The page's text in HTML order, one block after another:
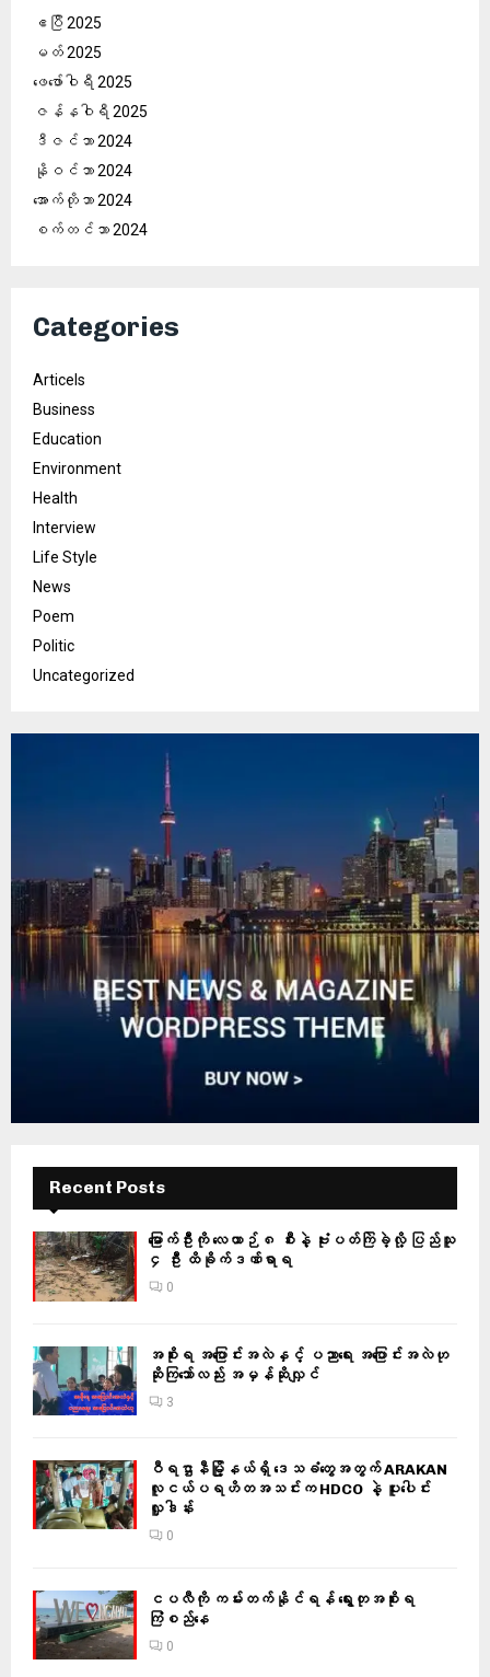
ဧပြီ 2025
မတ် 2025
ဖေ‌ဖော်ဝါရီ 2025
ဇန်နဝါရီ 2025
ဒီဇင်ဘာ 2024
နိုဝင်ဘာ 2024
အောက်တိုဘာ 2024
စက်တင်ဘာ 2024
Categories
Articels
Business
Education
Environment
Health
Interview
Life Style
News
Poem
Politic
Uncategorized
Recent Posts
မြောက်ဦးကို လေယာဉ် ၈ စီးနဲ့ ဗုံးပတ်ကြဲခဲ့လို့ ပြည်သူ
၄ ဦး ထိခိုက်ဒဏ်ရာရ
0
အစိုးရ အပြောင်းအလဲနှင့် ပညာရေး အပြောင်းအလဲဟု
ဆိုကြသော်လည်း အမှန်ဆိုလျှင်
3
ဝီရဌာနီမြို့နယ်ရှိ‌ ဒေသခံတွေအတွက် ARAKAN
လူငယ်ပရဟိတအသင်းက HDCO နဲ့ ပူးပေါင်း
လှူဒါန်း
0
ငပလီကို ကမ်းတက်နိုင်ရန် ရွေးတုအစိုးရ
ကြံစည်နေ
0